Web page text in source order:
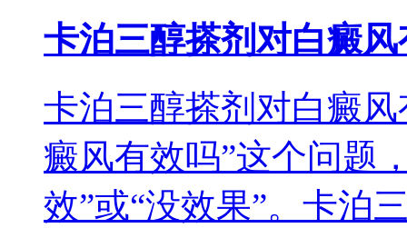
卡泊三醇搽剂对白癜
卡泊三醇搽剂对白癜
癜风有效吗”这个问题
效”或“没效果”。卡泊